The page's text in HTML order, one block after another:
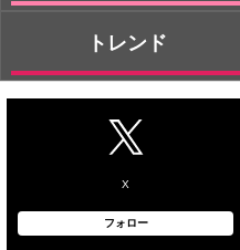
トレンド
X
フォロー